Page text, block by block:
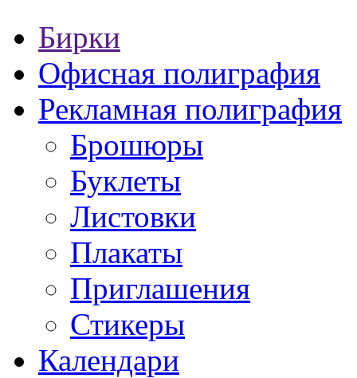
Бирки
Офисная полиграфия
Рекламная полиграфия
Брошюры
Буклеты
Листовки
Плакаты
Приглашения
Стикеры
Календари